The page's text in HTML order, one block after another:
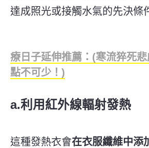
達成照光或接觸水氣的先決條
療日子延伸推薦：(寒流猝死
點不可少！)
a.利用紅外線輻射發熱
這種發熱衣會在衣服纖維中添